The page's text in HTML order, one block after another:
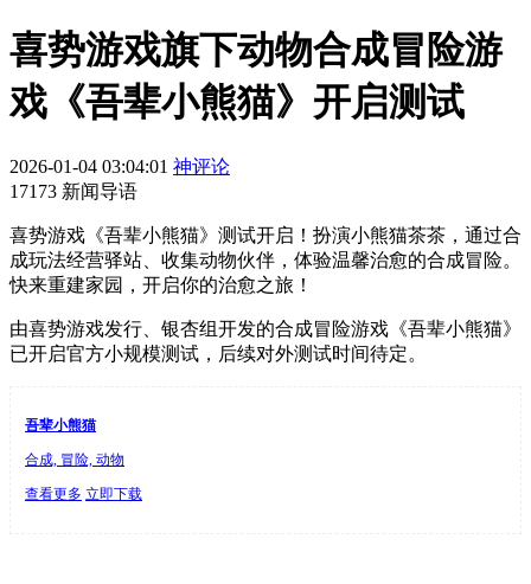
喜势游戏旗下动物合成冒险游
戏《吾辈小熊猫》开启测试
2026-01-04 03:04:01 神评论
17173 新闻导语
喜势游戏《吾辈小熊猫》测试开启！扮演小熊猫茶茶，通过合
成玩法经营驿站、收集动物伙伴，体验温馨治愈的合成冒险。
快来重建家园，开启你的治愈之旅！
由喜势游戏发行、银杏组开发的合成冒险游戏《吾辈小熊猫》
已开启官方小规模测试，后续对外测试时间待定。
吾辈小熊猫
合成, 冒险, 动物
查看更多 立即下载